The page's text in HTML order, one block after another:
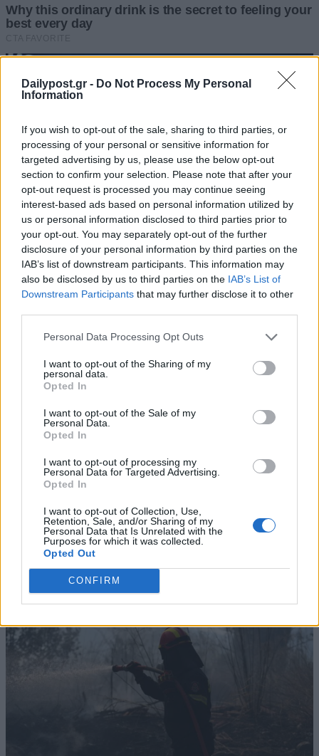
Dailypost.gr - Do Not Process My Personal
Information
If you wish to opt-out of the sale, sharing to third parties, or
processing of your personal or sensitive information for
targeted advertising by us, please use the below opt-out
section to confirm your selection. Please note that after your
opt-out request is processed you may continue seeing
interest-based ads based on personal information utilized by
us or personal information disclosed to third parties prior to
your opt-out. You may separately opt-out of the further
disclosure of your personal information by third parties on the
IAB’s list of downstream participants. This information may
also be disclosed by us to third parties on the IAB’s List of
Downstream Participants that may further disclose it to other
Personal Data Processing Opt Outs
I want to opt-out of the Sharing of my
personal data.
Opted In
I want to opt-out of the Sale of my
Personal Data.
Opted In
I want to opt-out of processing my
Personal Data for Targeted Advertising.
Opted In
I want to opt-out of Collection, Use,
Retention, Sale, and/or Sharing of my
Personal Data that Is Unrelated with the
Purposes for which it was collected.
Opted Out
CONFIRM